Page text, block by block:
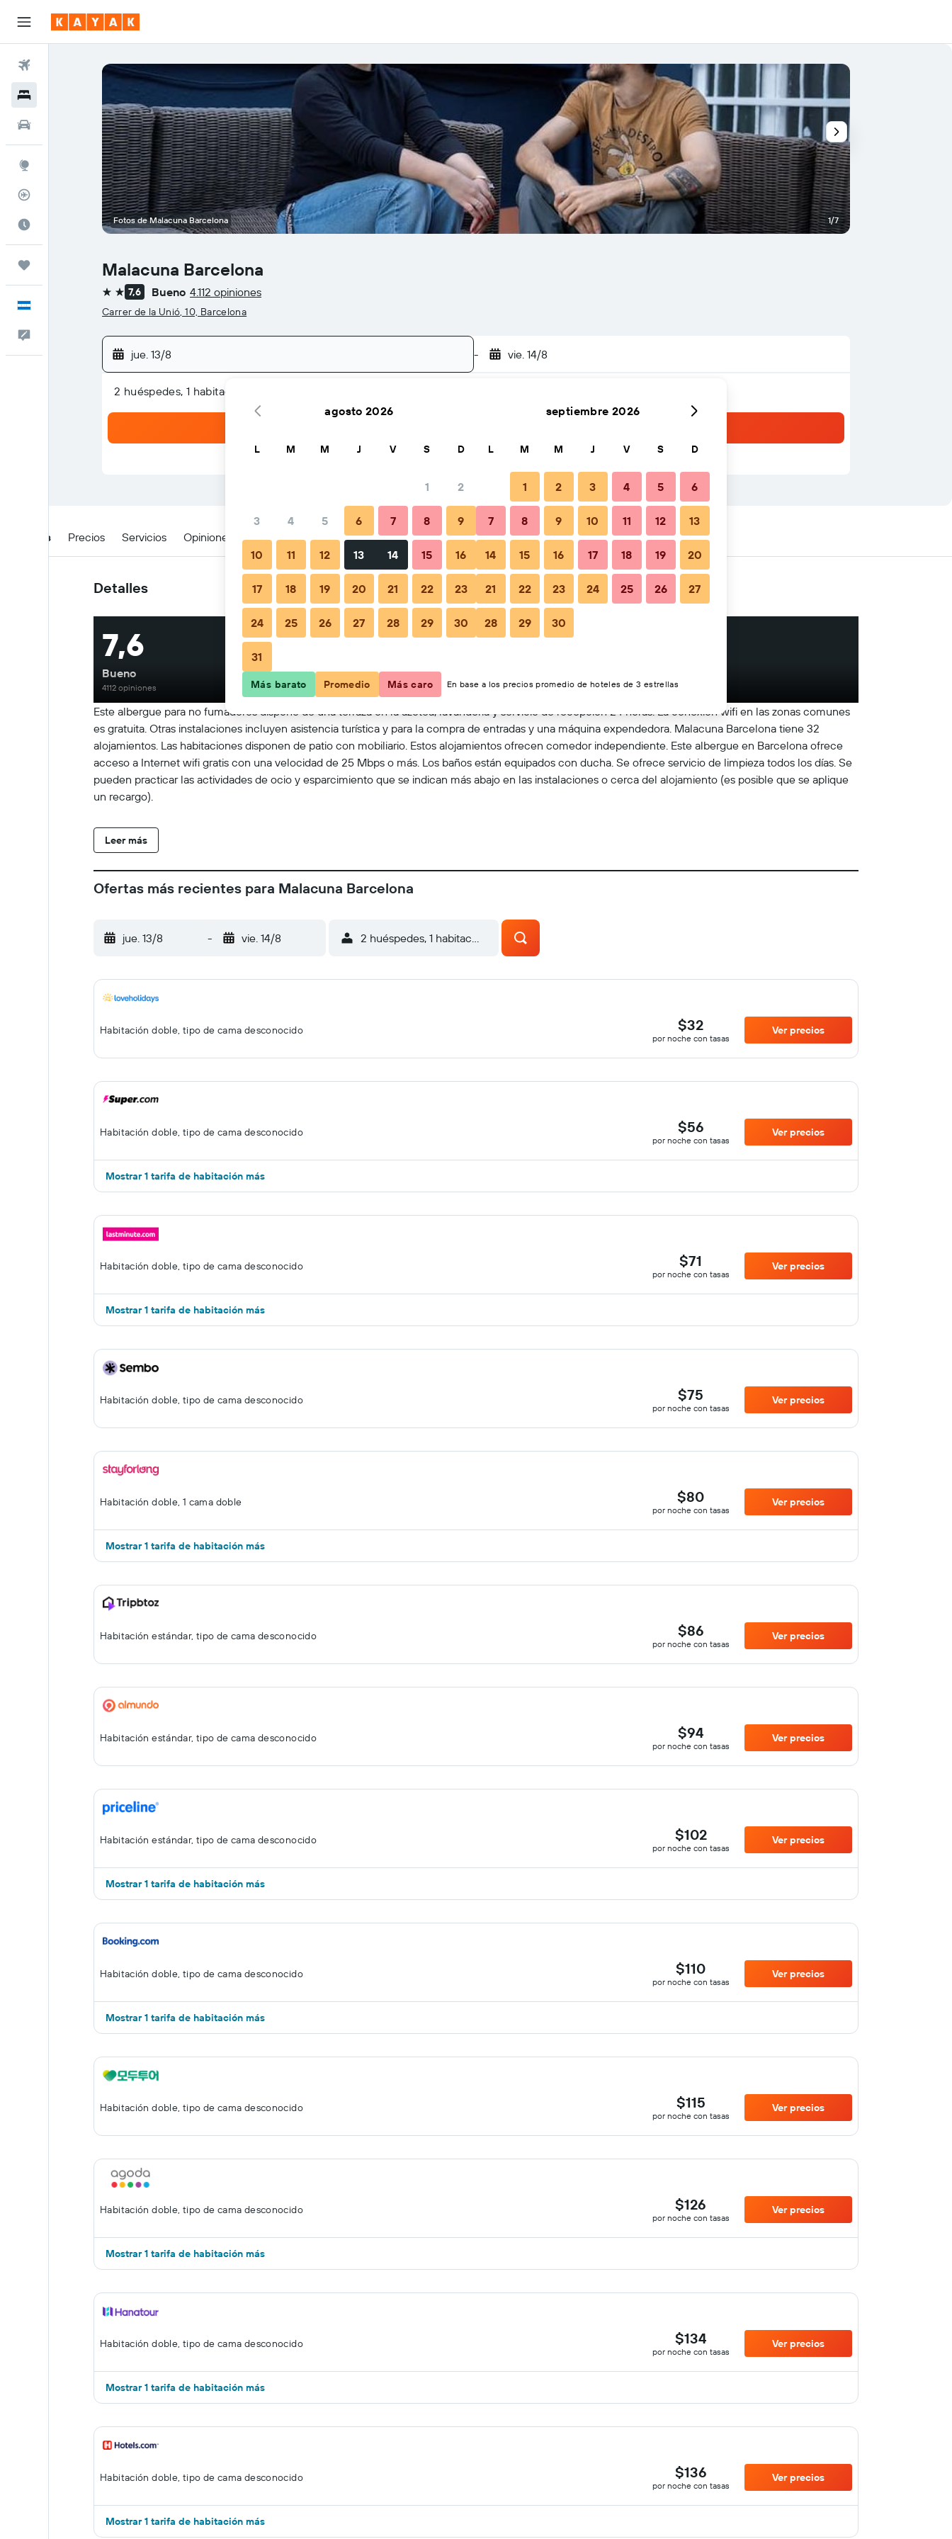
Comentarios
Malacuna Barcelona
2 estrellas
7,6 Bueno 4.112 opiniones
Carrer de la Unió, 10, Barcelona
jue. 13/8 - vie. 14/8
2 huéspedes, 1 habitación
Fotos de Malacuna Barcelona 1/7
Detalles Precios Servicios Opiniones Ubicación Cuándo reservar Consejos y preguntas frecuentes Alojamientos cercanos
Detalles
Este albergue para no fumadores dispone de una terraza en la azotea, lavandería y servicio de recepción 24 horas. La conexión wifi en las zonas comunes
es gratuita. Otras instalaciones incluyen asistencia turística y para la compra de entradas y una máquina expendedora. Malacuna Barcelona tiene 32
alojamientos. Las habitaciones disponen de patio con mobiliario. Estos alojamientos ofrecen comedor independiente. Este albergue en Barcelona ofrece
acceso a Internet wifi gratis con una velocidad de 25 Mbps o más. Los baños están equipados con ducha. Se ofrece servicio de limpieza todos los días. Se
pueden practicar las actividades de ocio y esparcimiento que se indican más abajo en las instalaciones o cerca del alojamiento (es posible que se aplique
un recargo).
Leer más
7,6
Bueno
4112 opiniones
Ofertas más recientes para Malacuna Barcelona
jue. 13/8 - vie. 14/8 2 huéspedes, 1 habitación
Habitación doble, tipo de cama desconocido $32
por noche con tasas
Ver precios
Habitación doble, tipo de cama desconocido $56
por noche con tasas
Ver precios
Mostrar 1 tarifa de habitación más
Habitación doble, tipo de cama desconocido $71
por noche con tasas
Ver precios
Mostrar 1 tarifa de habitación más
Habitación doble, tipo de cama desconocido $75
por noche con tasas
Ver precios
Habitación doble, 1 cama doble $80
por noche con tasas
Ver precios
Mostrar 1 tarifa de habitación más
Habitación estándar, tipo de cama desconocido $86
por noche con tasas
Ver precios
Habitación estándar, tipo de cama desconocido $94
por noche con tasas
Ver precios
Habitación estándar, tipo de cama desconocido $102
por noche con tasas
Ver precios
Mostrar 1 tarifa de habitación más
Habitación doble, tipo de cama desconocido $110
por noche con tasas
Ver precios
Mostrar 1 tarifa de habitación más
Habitación doble, tipo de cama desconocido $115
por noche con tasas
Ver precios
Habitación doble, tipo de cama desconocido $126
por noche con tasas
Ver precios
Mostrar 1 tarifa de habitación más
Habitación doble, tipo de cama desconocido $134
por noche con tasas
Ver precios
Mostrar 1 tarifa de habitación más
Habitación doble, tipo de cama desconocido $136
por noche con tasas
Ver precios
Mostrar 1 tarifa de habitación más
agosto 2026
L M M J V S D
1 2
3 4 5 6 7 8 9
10 11 12 13 14 15 16
17 18 19 20 21 22 23
24 25 26 27 28 29 30
31
septiembre 2026
L M M J V S D
1 2 3 4 5 6
7 8 9 10 11 12 13
14 15 16 17 18 19 20
21 22 23 24 25 26 27
28 29 30
Más barato Promedio Más caro En base a los precios promedio de hoteles de 3 estrellas